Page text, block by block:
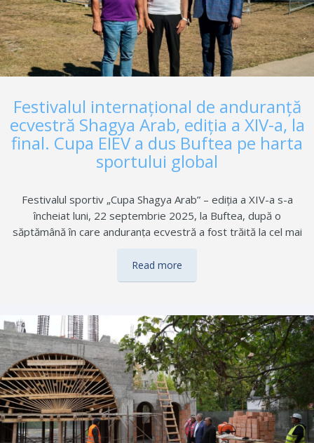
Festivalul internațional de anduranță
ecvestră Shagya Arab, ediția a XIV-a, la
final. Cupa EIEV a dus Buftea pe harta
sportului global
Festivalul sportiv „Cupa Shagya Arab” – ediția a XIV-a s-a
încheiat luni, 22 septembrie 2025, la Buftea, după o
săptămână în care anduranța ecvestră a fost trăită la cel mai
Anduranță Ecvestră pentru Juniori și Tineret și s-a încheiat cu
Emirates International Endurance Village Cup (EIEV), o
ale disciplinei: CEI1* 100 km, CEIYJ1* 100 km, CEI2* 120 km,
CEIYJ2* 120 km, CEI3* 140 km și CEI3* 160 km. Aproximativ
40 de cai și sportivi din China, Finlanda, Emiratele Arabe Unite,
Spania, Bulgaria, Turcia, Grecia…
Read more